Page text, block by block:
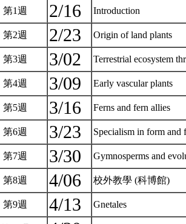
第1週 2/16 Introduction
第2週 2/23 Origin of land plants
第3週 3/02 Terrestrial ecosystem
第4週 3/09 Early vascular plants
第5週 3/16 Ferns and fern allies
第6週 3/23 Specialism in form and
第7週 3/30 Gymnosperms and
第8週 4/06 校外教學 (科博館)
第9週 4/13 Gnetales